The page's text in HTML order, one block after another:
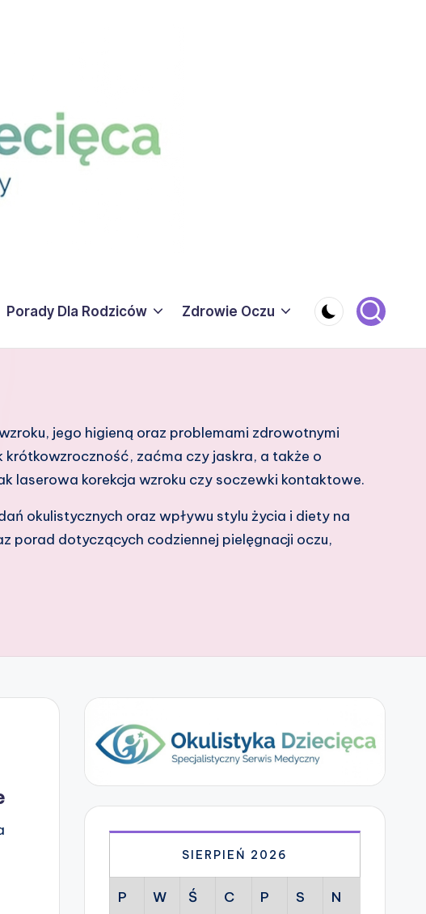
Porady Dla Rodziców Zdrowie Oczu
jego higieną oraz problemami zdrowotnymi
zaćma czy jaskra, a także o
laserowa korekcja wzroku czy soczewki kontaktowe.
okulistycznych oraz wpływu stylu życia i diety na
porad dotyczących codziennej pielęgnacji oczu,
SIERPIEŃ 2026
P W Ś C P S N